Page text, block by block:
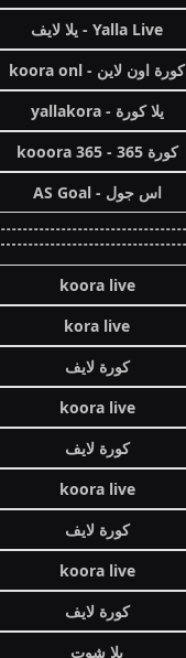
Yalla Live - يلا لايف
كورة اون لاين - koora onl
يلا كورة - yallakora
كورة 365 - kooora 365
اس جول - AS Goal
koora live
kora live
كورة لايف
koora live
كورة لايف
koora live
كورة لايف
koora live
كورة لايف
يلا شوت